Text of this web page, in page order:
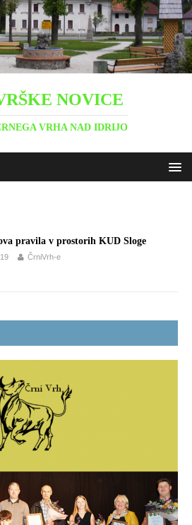
NOVICE
VRHA NAD IDRIJO
pravila v prostorih KUD Sloge
ČrniVrh-e